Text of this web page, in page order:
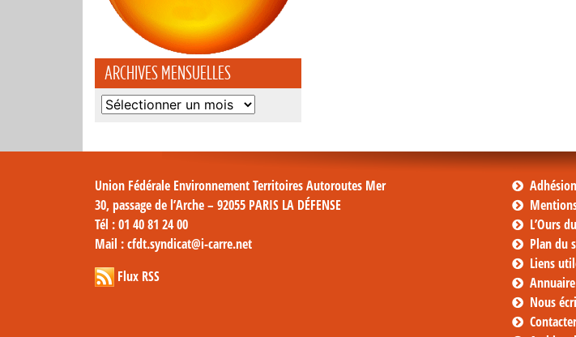
ARCHIVES MENSUELLES
Archives
Union Fédérale Environnement Territoires Autoroutes Mer
30, passage de l’Arche – 92055 PARIS LA DÉFENSE
Tél : 01 40 81 24 00
Mail : cfdt.syndicat@i-carre.net
Flux RSS
L’Ours
Plan du
Liens
Nous